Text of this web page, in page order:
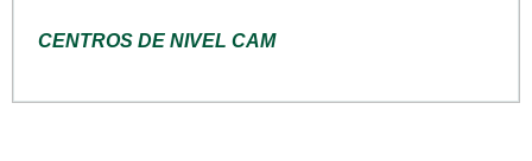
CENTROS DE NIVEL CAM